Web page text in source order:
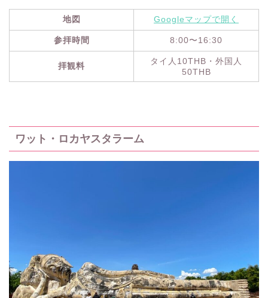
地図 Googleマップで開く
参拝時間 8:00〜16:30
拝観料
タイ人10THB・外国人
50THB
ワット・ロカヤスタラーム